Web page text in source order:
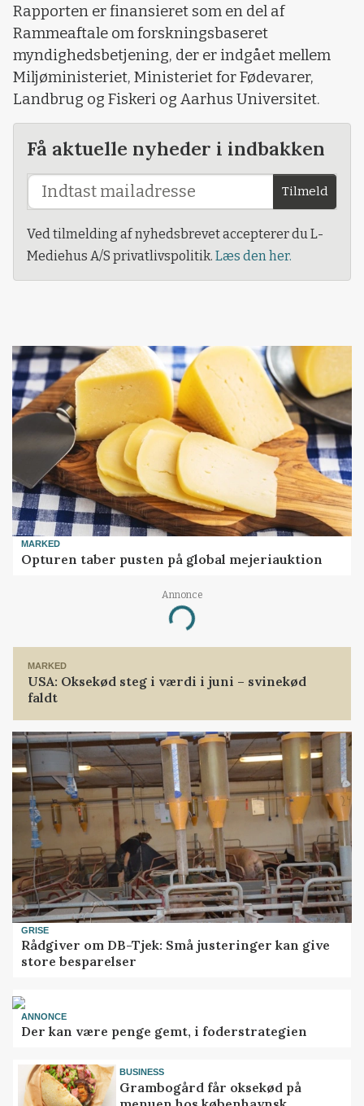
Rapporten er finansieret som en del af
Rammeaftale om forskningsbaseret
myndighedsbetjening, der er indgået mellem
Miljøministeriet, Ministeriet for Fødevarer,
Landbrug og Fiskeri og Aarhus Universitet.
Få aktuelle nyheder i indbakken
Tilmeld
Ved tilmelding af nyhedsbrevet accepterer du L-
Mediehus A/S privatlivspolitik. Læs den her.
MARKED
Opturen taber pusten på global mejeriauktion
Annonce
Loading...
MARKED
USA: Oksekød steg i værdi i juni – svinekød
faldt
GRISE
Rådgiver om DB-Tjek: Små justeringer kan give
store besparelser
ANNONCE
Der kan være penge gemt, i foderstrategien
BUSINESS
Grambogård får oksekød på